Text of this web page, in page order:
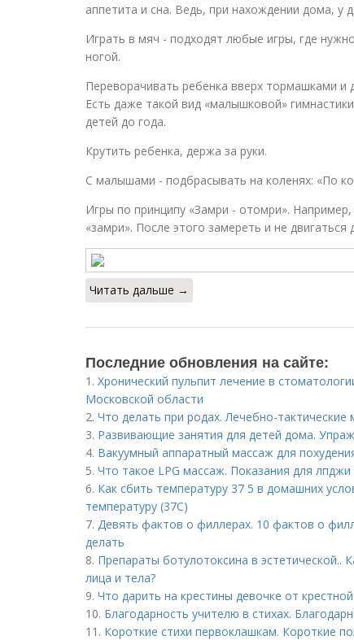
аппетита и сна. Ведь, при нахождении дома, у
Играть в мяч - подходят любые игры, где
ногой.
Переворачивать ребенка вверх тормашками и
Есть даже такой вид «малышковой»
детей до года.
Крутить ребенка, держа за руки.
С малышами - подбрасывать на коленях: «По
Игры по принципу «Замри - отомри».
«замри». После этого замереть и не
Читать дальше →
Последние обновления на сайте:
1. Хронический пульпит лечение в
Московской области
2. Что делать при родах. Лечебно-
3. Развивающие занятия для детей дома.
4. Вакуумный аппаратный массаж для
5. Что такое LPG массаж. Показания для
6. Как сбить температуру 37 5 в домашних
температуру (37С)
7. Девять фактов о филлерах. 10 фактов о
делать
8. Препараты ботулотоксина в эстетической..
лица и тела?
9. Что дарить на крестины девочке от
10. Благодарность учителю в стихах.
11. Короткие стихи первоклашкам. Короткие